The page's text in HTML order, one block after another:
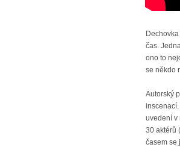
čas.
ono to
se někdo
Autorský
uvedení v
30 aktérů
časem se